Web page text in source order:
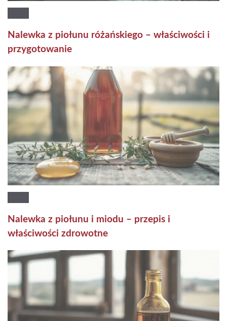
Nalewka z piołunu różańskiego – właściwości i
przygotowanie
Nalewka z piołunu i miodu – przepis i
właściwości zdrowotne